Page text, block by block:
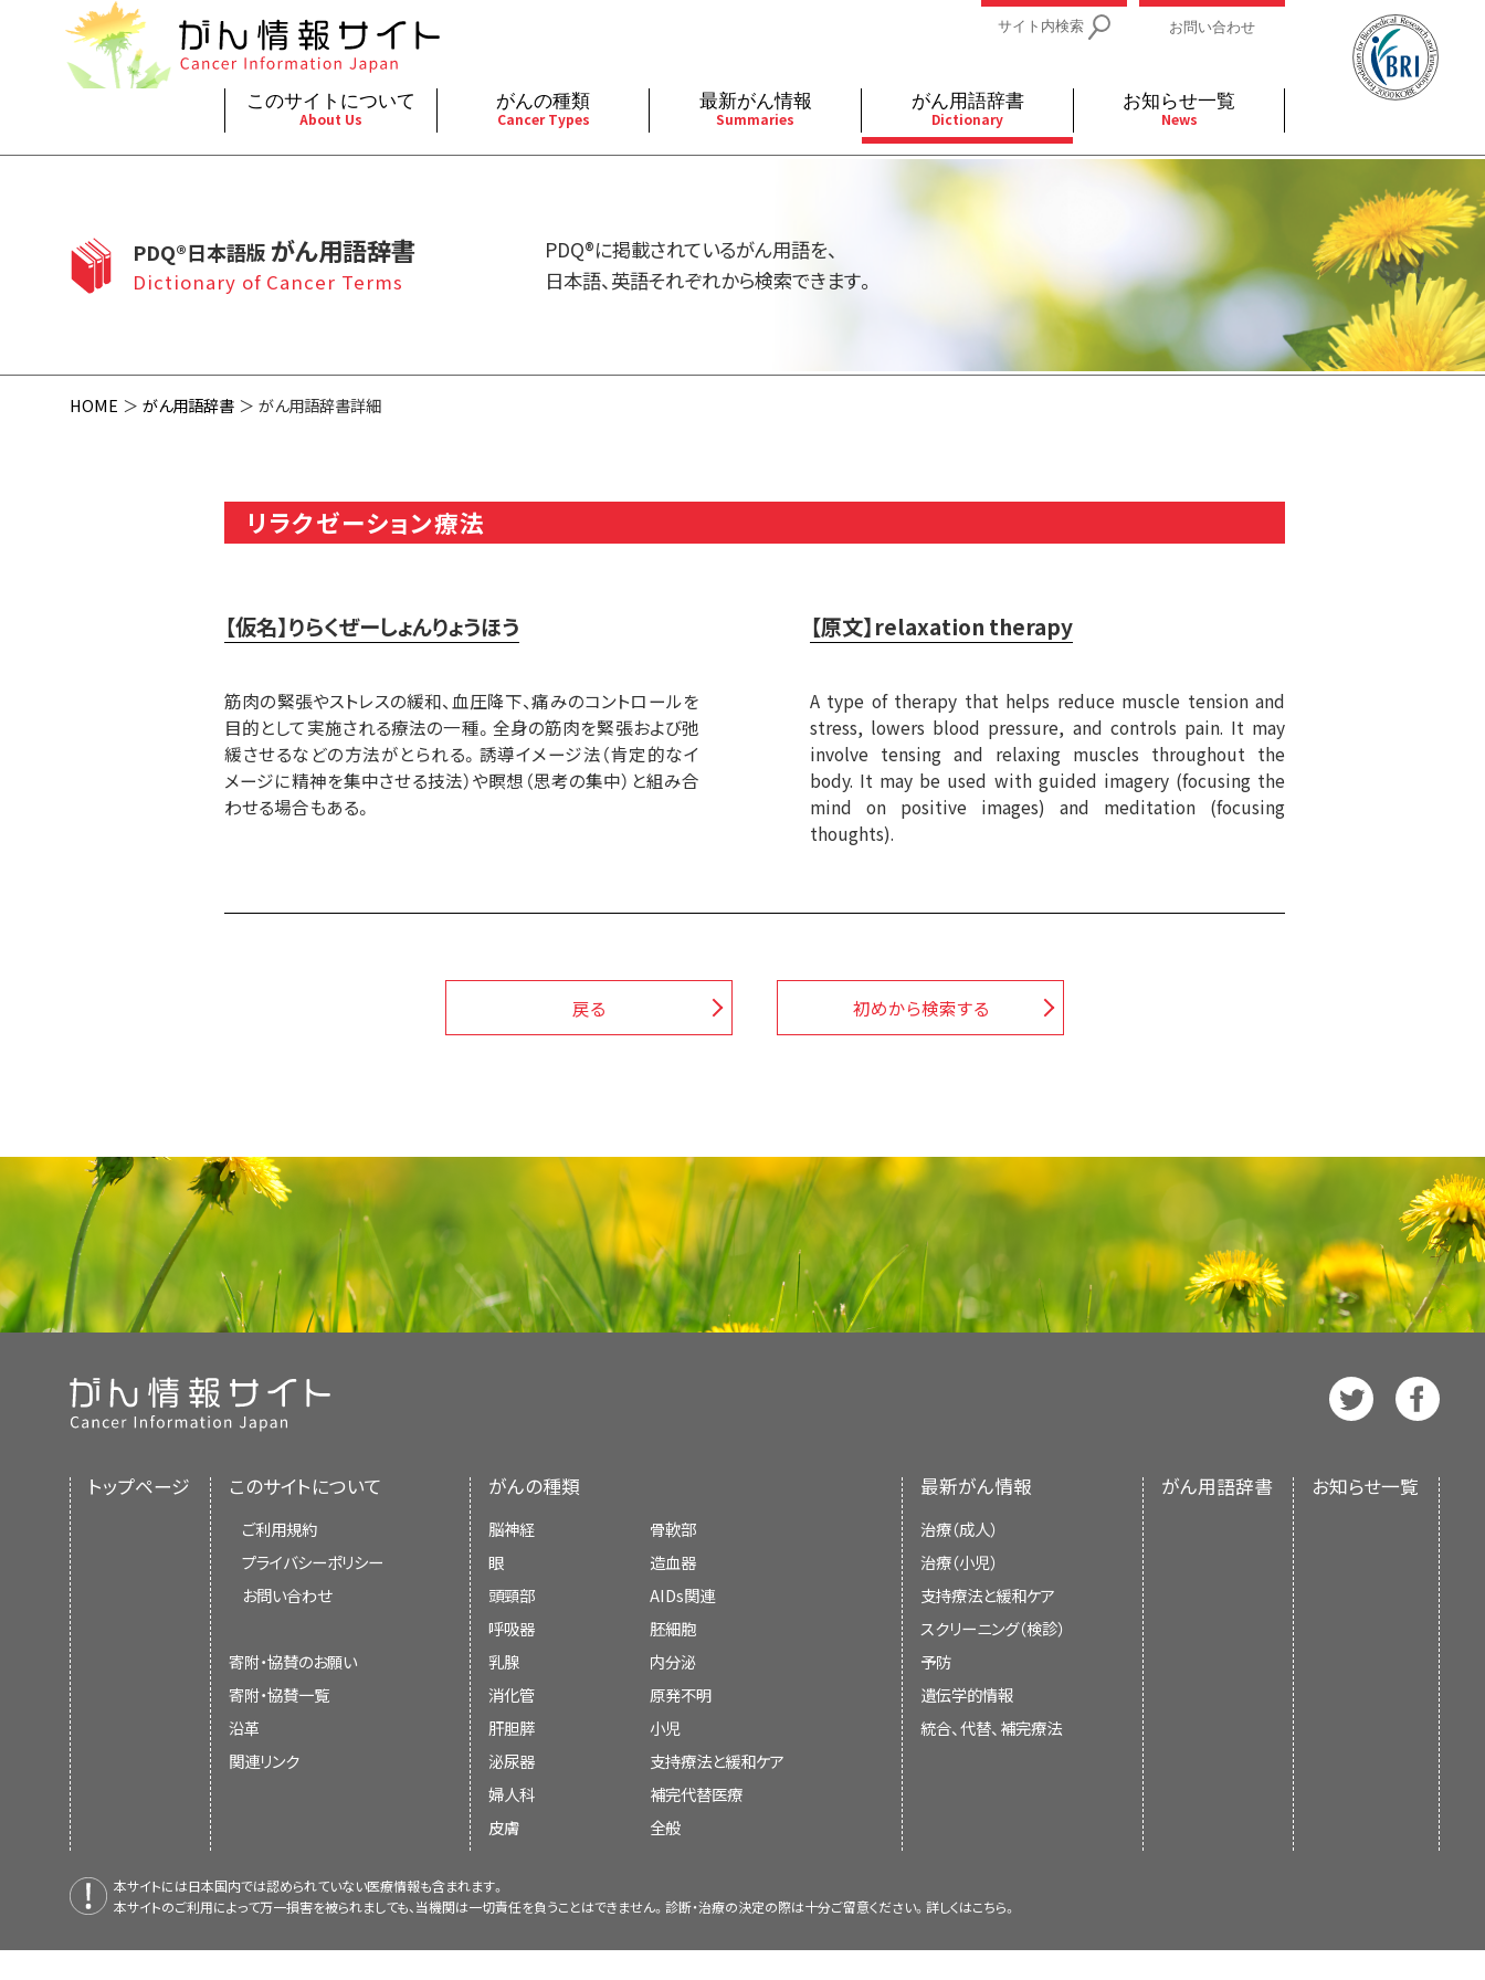
このサイトについて
About Us
このサイトについて
About Cancer Information Japan
プライバシーポリシー
寄附・協賛一覧
沿革
がんの種類
Cancer Types
がんの種類
Cancer Types
消化管
肝胆膵
皮膚
骨軟部
補完代替医療
最新がん情報
Summaries
最新がん情報
Summaries
支持療法と緩和ケア
遺伝学的情報
統合、代替、補完療法
がん用語辞書
Dictionary
お知らせ一覧
News
サイト内検索 お問い合わせ
PDQ®日本語版 がん用語辞書
Dictionary of Cancer Terms
PDQ®に掲載されているがん用語を、
日本語、英語それぞれから検索できます。
HOME がん用語辞書 がん用語辞書詳細
リラクゼーション療法
【仮名】りらくぜーしょんりょうほう
筋肉の緊張やストレスの緩和、血圧降下、痛みのコントロールを
目的として実施される療法の一種。全身の筋肉を緊張および弛
緩させるなどの方法がとられる。誘導イメージ法（肯定的なイ
メージに精神を集中させる技法）や瞑想（思考の集中）と組み合
わせる場合もある。
【原文】relaxation therapy
A type of therapy that helps reduce muscle tension and
stress, lowers blood pressure, and controls pain. It may
involve tensing and relaxing muscles throughout the
body. It may be used with guided imagery (focusing the
mind on positive images) and meditation (focusing
thoughts).
戻る 初めから検索する
トップページ このサイトについて
ご利用規約
プライバシーポリシー
お問い合わせ
寄附・協賛のお願い
寄附・協賛一覧
沿革
関連リンク
がんの種類
脳神経
眼
頭頸部
呼吸器
乳腺
消化管
肝胆膵
泌尿器
婦人科
皮膚
骨軟部
造血器
AIDs関連
胚細胞
内分泌
原発不明
小児
支持療法と緩和ケア
補完代替医療
全般
最新がん情報
治療（成人）
治療（小児）
支持療法と緩和ケア
スクリーニング（検診）
予防
遺伝学的情報
統合、代替、補完療法
がん用語辞書 お知らせ一覧
本サイトには日本国内では認められていない医療情報も含まれます。
本サイトのご利用によって万一損害を被られましても、当機関は一切責任を負うことはできません。診断・治療の決定の際は十分ご留意ください。詳しくはこちら。